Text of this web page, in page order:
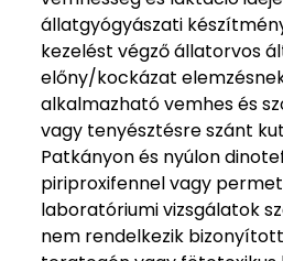
állatgyógyászati
kezelést végző állatorvos
előny/kockázat
alkalmazható vemhes és
vagy tenyésztésre szánt
Patkányon és nyúlon
piriproxifennel vagy
laboratóriumi vizsgálatok
nem rendelkezik